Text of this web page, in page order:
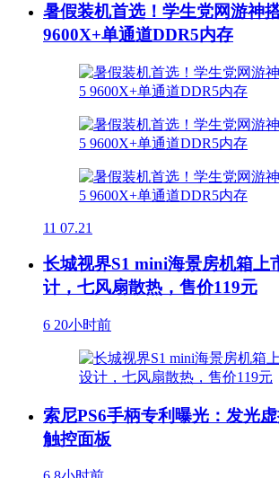
暑假装机首选！学生党网游神
9600X+单通道DDR5内存
11 07.21
长城视界S1 mini海景房机箱上
计，七风扇散热，售价119元
6 20小时前
索尼PS6手柄专利曝光：发光
触控面板